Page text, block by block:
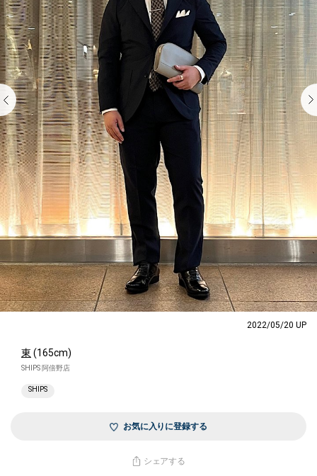
2022/05/20 UP
東 (165cm)
SHIPS 阿倍野店
SHIPS
お気に入りに登録する
シェアする